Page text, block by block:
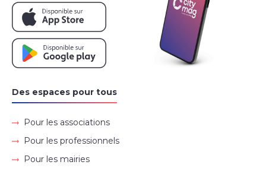
Des espaces pour tous
Pour les associations
Pour les professionnels
Pour les mairies